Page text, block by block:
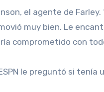
el agente de Farley.
muy bien. Le
comprometido con
le preguntó si tenía